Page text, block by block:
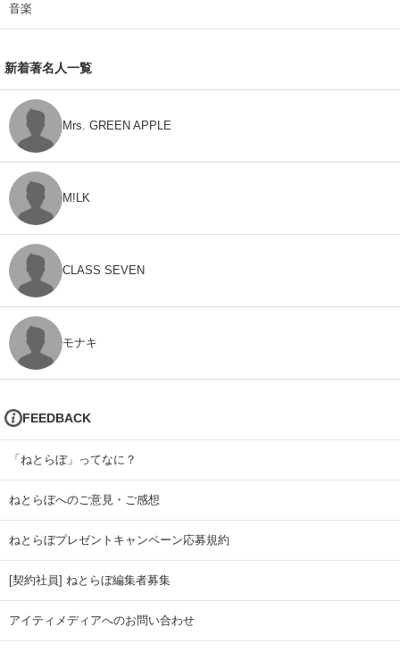
音楽
新着著名人一覧
Mrs. GREEN APPLE
M!LK
CLASS SEVEN
モナキ
FEEDBACK
「ねとらぼ」ってなに？
ねとらぼへのご意見・ご感想
ねとらぼプレゼントキャンペーン応募規約
[契約社員] ねとらぼ編集者募集
アイティメディアへのお問い合わせ